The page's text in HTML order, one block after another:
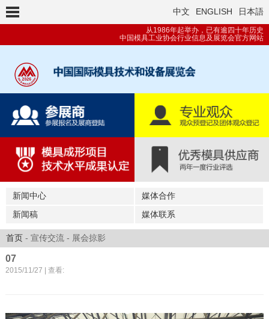
中文 ENGLISH 日本語
从1986年起举办，已有逾四十年历史
中国模具工业协会行业信息及展览会官方网站
新闻中心 媒体合作
新闻稿 媒体联系
首页 - 宣传交流 - 展会掠影
07
2015/11/27 | 查看: